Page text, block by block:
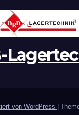
von WordPress |